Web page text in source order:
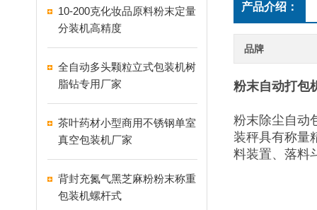
10-200克化妆品原料粉末定量
分装机高精度
全自动多头颗粒立式包装机树
脂钻专用厂家
茶叶药材小型商用不锈钢单室
真空包装机厂家
背封充氮气黑芝麻粉粉末称重
包装机螺杆式
产品介绍：
品牌
粉末自动打包
粉末除尘自动
装秤具有称量
料装置、落料